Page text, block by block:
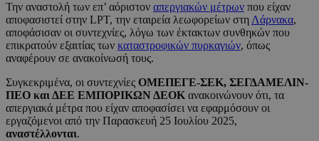
Την αναστολή των επ’ αόριστον απεργιακών μέτρων που είχαν
αποφασιστεί στην LPT, την εταιρεία λεωφορείων στη Λάρνακα,
αποφάσισαν οι συντεχνίες, λόγω των έκτακτων συνθηκών που
επικρατούν εξαιτίας των καταστροφικών πυρκαγιών, όπως
αναφέρουν σε ανακοίνωσή τους.
Συγκεκριμένα, οι συντεχνίες ΟΜΕΠΕΓΕ-ΣΕΚ, ΣΕΓΔΑΜΕΛΙΝ-
ΠΕΟ και ΔΕΕ ΕΜΠΟΡΙΚΩΝ ΔΕΟΚ ανακοινώνουν ότι, τα
απεργιακά μέτρα που είχαν αποφασίσει να εφαρμόσουν οι
εργαζόμενοι από την Παρασκευή 25 Ιουλίου 2025,
αναστέλλονται.